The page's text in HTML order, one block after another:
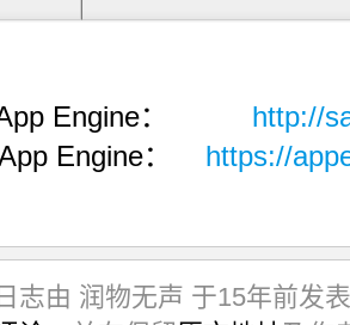
App Engine： http://
Engine： https://
志由 润物无声 于15年前发